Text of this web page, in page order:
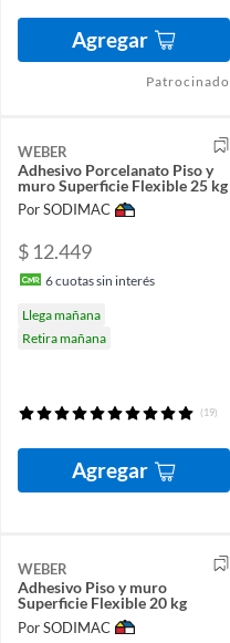
Agregar
Patrocinado
WEBER
Adhesivo Porcelanato Piso y
muro Superficie Flexible 25 kg
Por SODIMAC
$ 12.449
6cuotas sin interés
Llega mañana
Retira mañana
(19)
Agregar
WEBER
Adhesivo Piso y muro
Superficie Flexible 20 kg
Por SODIMAC